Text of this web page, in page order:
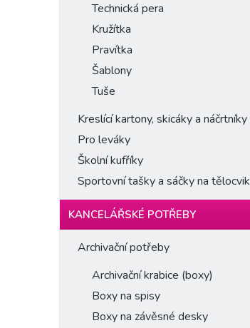
Technická pera
Kružítka
Pravítka
Šablony
Tuše
Kreslící kartony, skicáky a náčrtníky
Pro leváky
Školní kufříky
Sportovní tašky a sáčky na tělocvik
KANCELÁŘSKÉ POTŘEBY
Archivační potřeby
Archivační krabice (boxy)
Boxy na spisy
Boxy na závěsné desky